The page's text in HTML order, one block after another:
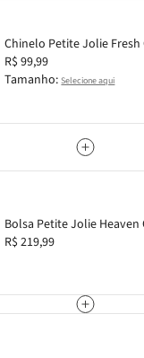
Chinelo Petite Jolie
PJ7637 36
R$ 99,99
Tamanho: Selecione aqui
Bolsa Petite Jolie
PJ11336
R$ 219,99